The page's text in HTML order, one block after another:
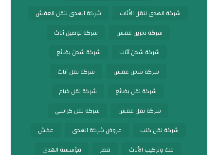
شركة الهدى لنقل الأثاث
شركة الهدى لنقل العفش
شركة تخزين عفش
شركة توصيل أثاث
شركة شحن أثاث
شركة شحن بضائع
شركة شحن عفش
شركة نقل أثاث
شركة نقل بضائع
شركة نقل خيام
شركة نقل عفش
شركة نقل كراسي
شركة نقل كنب
عروض شركة الهدى
عفش
فك وتركيب الأثاث
قطر
مؤسسة الهدى